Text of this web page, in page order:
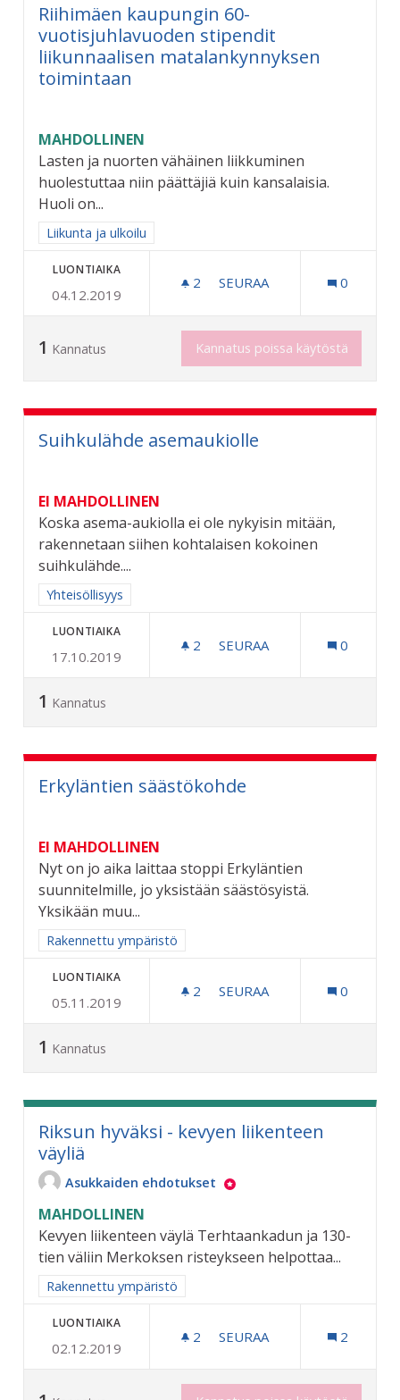
Riihimäen kaupungin 60-
vuotisjuhlavuoden stipendit
liikunnaalisen matalankynnyksen
toimintaan
MAHDOLLINEN
Lasten ja nuorten vähäinen liikkuminen
huolestuttaa niin päättäjiä kuin kansalaisia.
Huoli on...
Rajaa tulokset aihepiirin mukaan: Liikunta ja ulkoilu
Liikunta ja ulkoilu
LUONTIAIKA
04.12.2019
2 2 SEURAAJAA
SEURAA 0
1 Kannatus Kannatus poissa käytöstä
Suihkulähde asemaukiolle
EI MAHDOLLINEN
Koska asema-aukiolla ei ole nykyisin mitään,
rakennetaan siihen kohtalaisen kokoinen
suihkulähde....
Rajaa tulokset aihepiirin mukaan: Yhteisöllisyys
Yhteisöllisyys
LUONTIAIKA
17.10.2019
2 2 SEURAAJAA
SEURAA 0
1 Kannatus
Erkyläntien säästökohde
EI MAHDOLLINEN
Nyt on jo aika laittaa stoppi Erkyläntien
suunnitelmille, jo yksistään säästösyistä.
Yksikään muu...
Rajaa tulokset aihepiirin mukaan: Rakennettu ympäristö
Rakennettu ympäristö
LUONTIAIKA
05.11.2019
2 2 SEURAAJAA
SEURAA 0
1 Kannatus
Riksun hyväksi - kevyen liikenteen
väyliä
Asukkaiden ehdotukset
MAHDOLLINEN
Kevyen liikenteen väylä Terhtaankadun ja 130-
tien väliin Merkoksen risteykseen helpottaa...
Rajaa tulokset aihepiirin mukaan: Rakennettu ympäristö
Rakennettu ympäristö
LUONTIAIKA
02.12.2019
2 2 SEURAAJAA
SEURAA 2